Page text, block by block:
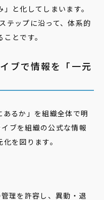
と化してしまいます。
テップに沿って、体系的
とです。
ブで情報を「一元
るか」を組織全体で明
ブを組織の公式な情報
を図ります。
理を許容し、異動・退